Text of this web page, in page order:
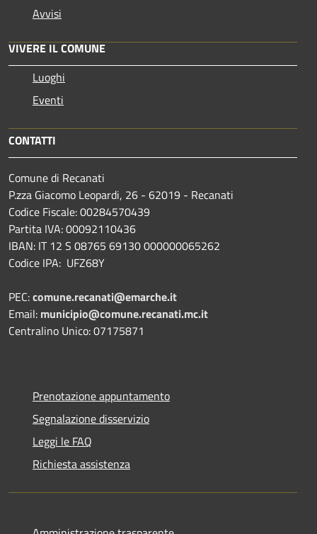
Avvisi
VIVERE IL COMUNE
Luoghi
Eventi
CONTATTI
Comune di Recanati
P.zza Giacomo Leopardi, 26 - 62019 - Recanati
Codice Fiscale: 00284570439
Partita IVA: 00092110436
IBAN: IT 12 S 08765 69130 000000065262
Codice IPA: UFZ68Y
PEC:comune.recanati@emarche.it
Email: municipio@comune.recanati.mc.it
Centralino Unico: 07175871
Prenotazione appuntamento
Segnalazione disservizio
Leggi le FAQ
Richiesta assistenza